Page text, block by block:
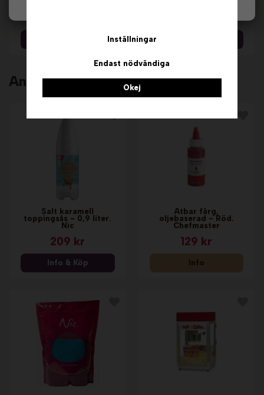
Andra köpte även
Salt karamell
toppingsås - 0,9 liter.
Nic
209 kr
Info & Köp
Ätbar färg,
oljebaserad - Röd.
Chefmaster
129 kr
Info
Inställningar
Endast nödvändiga
Okej